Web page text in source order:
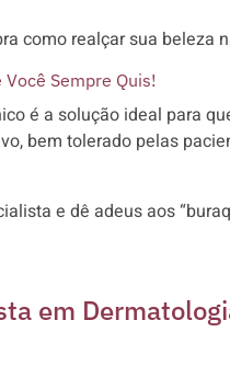
como realçar sua beleza
Sempre Quis!
é a solução ideal para
bem tolerado pelas
e dê adeus aos
em